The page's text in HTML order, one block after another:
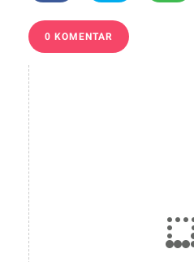
0 KOMENTAR